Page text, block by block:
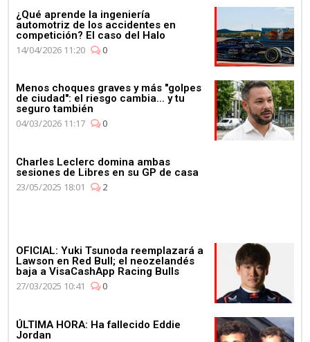
¿Qué aprende la ingeniería
automotriz de los accidentes en
competición? El caso del Halo
14/04/2026 11:20
0
Menos choques graves y más "golpes
de ciudad": el riesgo cambia... y tu
seguro también
04/03/2026 11:17
0
Charles Leclerc domina ambas
sesiones de Libres en su GP de casa
23/05/2025 18:01
2
OFICIAL: Yuki Tsunoda reemplazará a
Lawson en Red Bull; el neozelandés
baja a VisaCashApp Racing Bulls
27/03/2025 10:41
0
ÚLTIMA HORA: Ha fallecido Eddie
Jordan